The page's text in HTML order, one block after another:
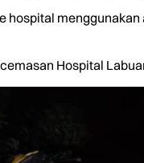
hospital menggunakan
Hospital